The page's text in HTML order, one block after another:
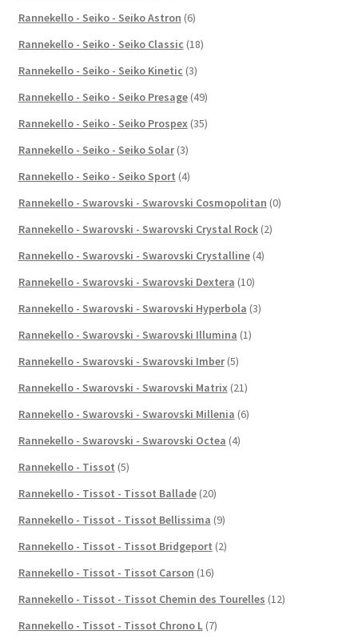
Rannekello - Seiko - Seiko Astron (6)
Rannekello - Seiko - Seiko Classic (18)
Rannekello - Seiko - Seiko Kinetic (3)
Rannekello - Seiko - Seiko Presage (49)
Rannekello - Seiko - Seiko Prospex (35)
Rannekello - Seiko - Seiko Solar (3)
Rannekello - Seiko - Seiko Sport (4)
Rannekello - Swarovski - Swarovski Cosmopolitan (0)
Rannekello - Swarovski - Swarovski Crystal Rock (2)
Rannekello - Swarovski - Swarovski Crystalline (4)
Rannekello - Swarovski - Swarovski Dextera (10)
Rannekello - Swarovski - Swarovski Hyperbola (3)
Rannekello - Swarovski - Swarovski Illumina (1)
Rannekello - Swarovski - Swarovski Imber (5)
Rannekello - Swarovski - Swarovski Matrix (21)
Rannekello - Swarovski - Swarovski Millenia (6)
Rannekello - Swarovski - Swarovski Octea (4)
Rannekello - Tissot (5)
Rannekello - Tissot - Tissot Ballade (20)
Rannekello - Tissot - Tissot Bellissima (9)
Rannekello - Tissot - Tissot Bridgeport (2)
Rannekello - Tissot - Tissot Carson (16)
Rannekello - Tissot - Tissot Chemin des Tourelles (12)
Rannekello - Tissot - Tissot Chrono L (7)